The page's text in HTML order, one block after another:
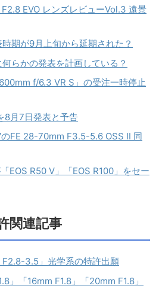
EVO レンズレビューVol.3 遠景
期が9月上旬から延期された？
らかの発表を計画している？
f/6.3 VR S」の受注一時停止
8月7日発表と予告
FE 28-70mm F3.5-5.6 OSS II 同
EOS R50 V」「EOS R100」をセー
関連記事
3.5」光学系の特許出願
」「16mm F1.8」「20mm F1.8」